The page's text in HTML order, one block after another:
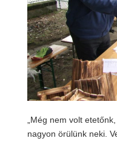
„Még nem volt
nagyon örülünk neki.